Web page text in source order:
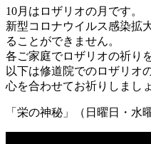
10月はロザリオの月です。
新型コロナウイルス感染拡
ることができません。
各ご家庭でロザリオの祈り
以下は修道院でのロザリオ
心を合わせてお祈りしましょ
「栄の神秘」（日曜日・水